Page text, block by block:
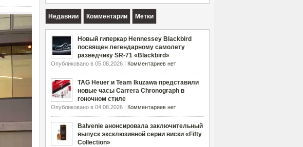
Недавнии Комментарии Метки
Новый гиперкар Hennessey Blackbird
посвящен легендарному самолету
разведчику SR-71 «Blackbird»
Опубликовано в 05.08.2026 | Комментариев нет
TAG Heuer и Team Ikuzawa представили
новые часы Carrera Chronograph в
гоночном стиле
Опубликовано в 04.08.2026 | Комментариев нет
Balvenie анонсировала заключительный
выпуск эксклюзивной серии виски «Fifty
Collection»